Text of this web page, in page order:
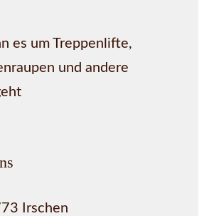
es um Treppenlifte,
und andere
Irschen